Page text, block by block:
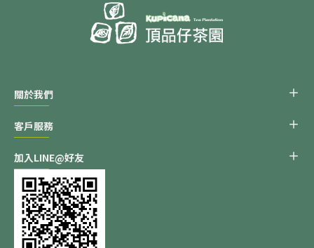
關於我們
客戶服務
加入LINE@好友